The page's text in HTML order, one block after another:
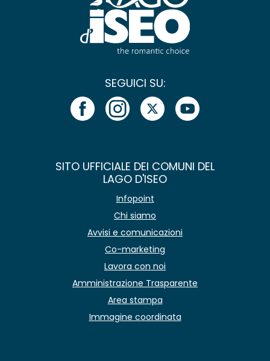
SEGUICI SU:
SITO UFFICIALE DEI COMUNI DEL
LAGO D'ISEO
Infopoint
Chi siamo
Avvisi e comunicazioni
Co-marketing
Lavora con noi
Amministrazione Trasparente
Area stampa
Immagine coordinata